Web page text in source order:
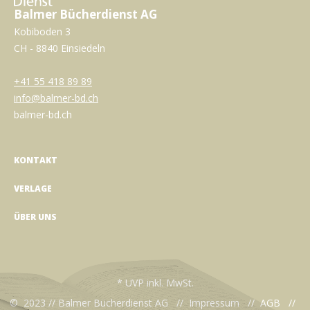
Balmer Bücherdienst AG
Kobiboden 3
CH - 8840 Einsiedeln
+41 55 418 89 89
info@balmer-bd.ch
balmer-bd.ch
KONTAKT
VERLAGE
ÜBER UNS
* UVP inkl. MwSt.
© 2023 // Balmer Bücherdienst AG // Impressum // AGB //